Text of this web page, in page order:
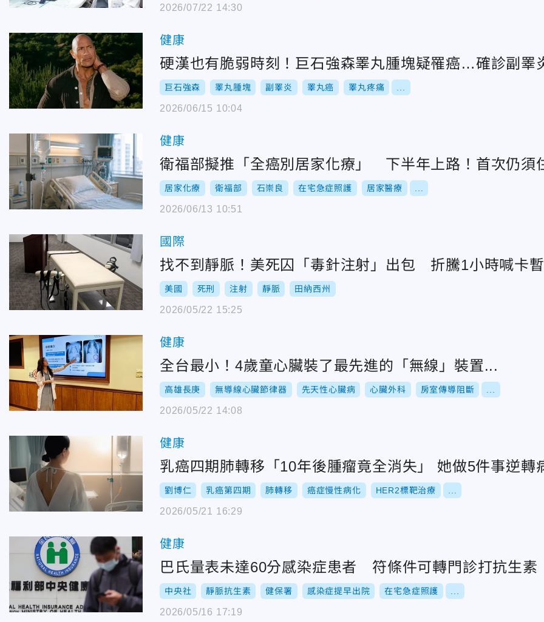
2026/07/22 14:30
健康
硬漢也有脆弱時刻！巨石強森睪丸腫塊疑罹癌…確診副睪
巨石強森 睪丸腫塊 副睪炎 睪丸癌 睪丸疼痛
2026/06/15 10:04
健康
衛福部擬推「全癌別居家化療」 下半年上路！首次仍須
居家化療 衛福部 石崇良 在宅急症照護 居家醫療
2026/06/13 10:51
國際
找不到靜脈！美死囚「毒針注射」出包 折騰1小時喊卡
美國 死刑 注射 靜脈 田納西州
2026/05/22 15:25
健康
全台最小！4歲童心臟裝了最先進的「無線」裝置...
高雄長庚 無導線心臟節律器 先天性心臟病 心臟外科 房室傳導阻斷
2026/05/22 14:08
健康
乳癌四期肺轉移「10年後腫瘤竟全消失」 她做5件事逆轉
劉博仁 乳癌第四期 肺轉移 癌症慢性病化 HER2標靶治療
2026/05/21 16:29
健康
巴氏量表未達60分感染症患者 符條件可轉門診打抗生素
中央社 靜脈抗生素 健保署 感染症提早出院 在宅急症照護
2026/05/16 17:19